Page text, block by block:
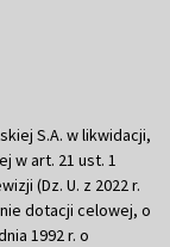
S.A. w likwidacji,
w art. 21 ust. 1
(Dz. U. z 2022 r.
dotacji celowej, o
1992 r. o